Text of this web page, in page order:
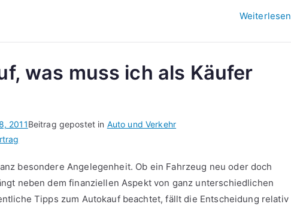
Weiterlesen
was muss ich als Käufer
2011Beitrag gepostet in Auto und Verkehr
besondere Angelegenheit. Ob ein Fahrzeug neu oder doch
neben dem finanziellen Aspekt von ganz unterschiedlichen
Tipps zum Autokauf beachtet, fällt die Entscheidung relativ